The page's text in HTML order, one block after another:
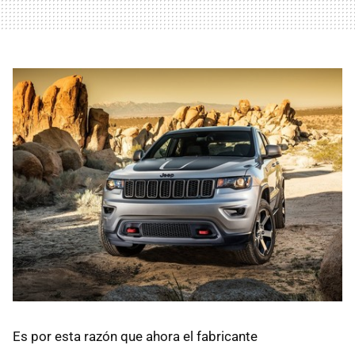
Es por esta razón que ahora el fabricante